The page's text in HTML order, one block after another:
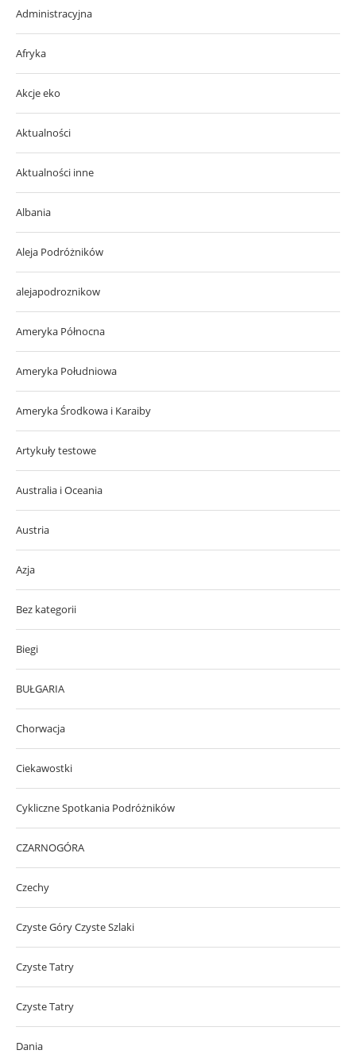
Administracyjna
Afryka
Akcje eko
Aktualności
Aktualności inne
Albania
Aleja Podróżników
alejapodroznikow
Ameryka Północna
Ameryka Południowa
Ameryka Środkowa i Karaiby
Artykuły testowe
Australia i Oceania
Austria
Azja
Bez kategorii
Biegi
BUŁGARIA
Chorwacja
Ciekawostki
Cykliczne Spotkania Podróżników
CZARNOGÓRA
Czechy
Czyste Góry Czyste Szlaki
Czyste Tatry
Czyste Tatry
Dania